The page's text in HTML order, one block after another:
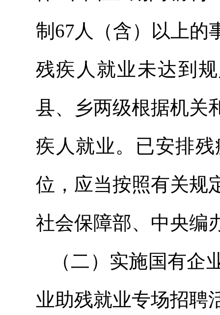
制67人（含）以上的
残疾人就业未达到
县、乡两级根据机关
疾人就业。已安排
位，应当按照有关规
社会保障部、中央编
（二）实施国有
业助残就业专场招聘